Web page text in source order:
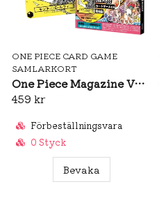
ONE PIECE CARD GAME
SAMLARKORT
One Piece Magazine Vol.21 + Promo Card
459 kr
Förbeställningsvara
0 Styck
Bevaka